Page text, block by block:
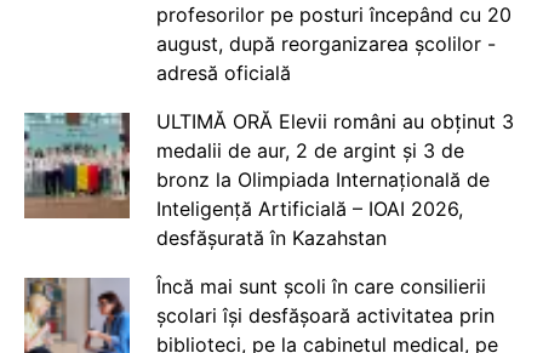
profesorilor pe posturi începând cu 20
august, după reorganizarea școlilor -
adresă oficială
ULTIMĂ ORĂ Elevii români au obținut 3
medalii de aur, 2 de argint și 3 de
bronz la Olimpiada Internațională de
Inteligență Artificială – IOAI 2026,
desfășurată în Kazahstan
Încă mai sunt școli în care consilierii
școlari își desfășoară activitatea prin
biblioteci, pe la cabinetul medical, pe